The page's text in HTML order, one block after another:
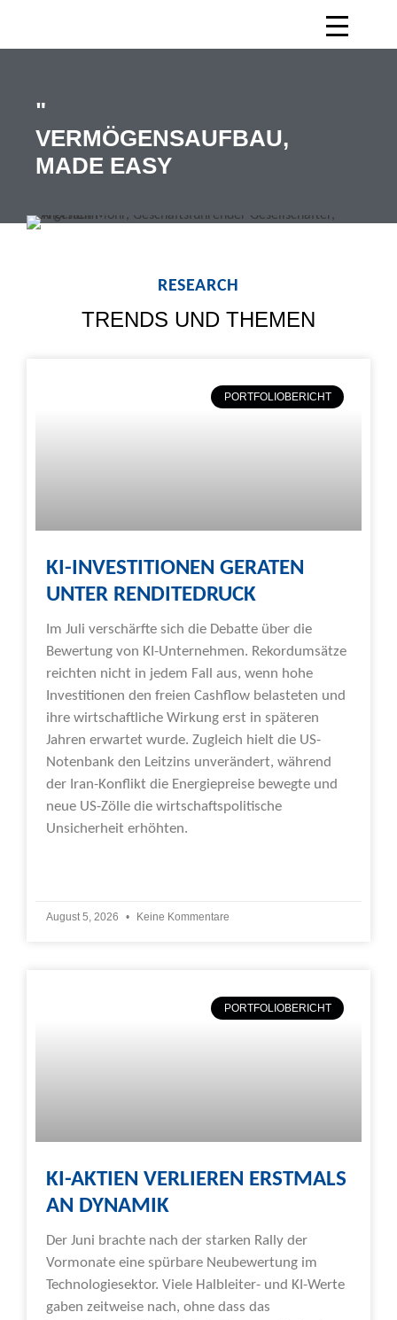
"
VERMÖGENSAUFBAU,
MADE EASY
RESEARCH
TRENDS UND THEMEN
PORTFOLIOBERICHT
KI-INVESTITIONEN GERATEN
UNTER RENDITEDRUCK
Im Juli verschärfte sich die Debatte über die
Bewertung von KI-Unternehmen. Rekordumsätze
reichten nicht in jedem Fall aus, wenn hohe
Investitionen den freien Cashflow belasteten und
ihre wirtschaftliche Wirkung erst in späteren
Jahren erwartet wurde. Zugleich hielt die US-
Notenbank den Leitzins unverändert, während
der Iran-Konflikt die Energiepreise bewegte und
neue US-Zölle die wirtschaftspolitische
Unsicherheit erhöhten.
August 5, 2026 Keine Kommentare
PORTFOLIOBERICHT
KI-AKTIEN VERLIEREN ERSTMALS
AN DYNAMIK
Der Juni brachte nach der starken Rally der
Vormonate eine spürbare Neubewertung im
Technologiesektor. Viele Halbleiter- und KI-Werte
gaben zeitweise nach, ohne dass das